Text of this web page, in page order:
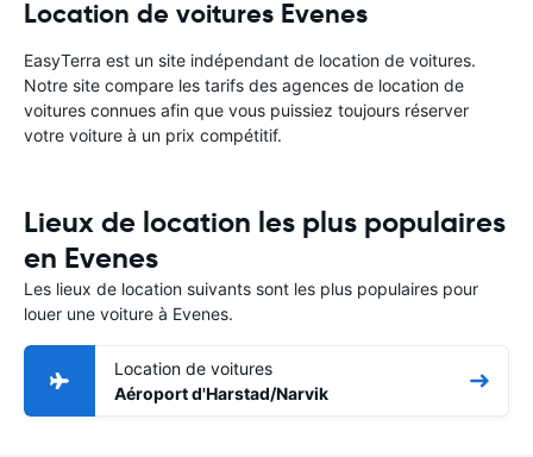
Location de voitures Evenes
EasyTerra est un site indépendant de location de voitures.
Notre site compare les tarifs des agences de location de
voitures connues afin que vous puissiez toujours réserver
votre voiture à un prix compétitif.
Lieux de location les plus populaires
en Evenes
Les lieux de location suivants sont les plus populaires pour
louer une voiture à Evenes.
Location de voitures
Aéroport d'Harstad/Narvik